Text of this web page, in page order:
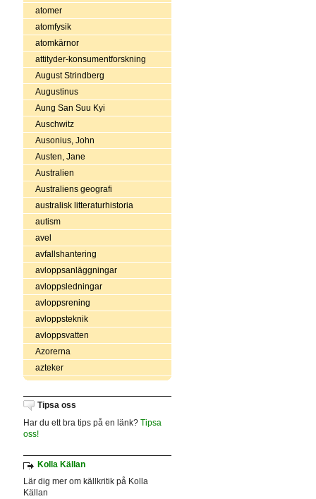
atomer
atomfysik
atomkärnor
attityder-konsumentforskning
August Strindberg
Augustinus
Aung San Suu Kyi
Auschwitz
Ausonius, John
Austen, Jane
Australien
Australiens geografi
australisk litteraturhistoria
autism
avel
avfallshantering
avloppsanläggningar
avloppsledningar
avloppsrening
avloppsteknik
avloppsvatten
Azorerna
azteker
Tipsa oss
Har du ett bra tips på en länk? Tipsa
oss!
Kolla Källan
Lär dig mer om källkritik på Kolla
Källan